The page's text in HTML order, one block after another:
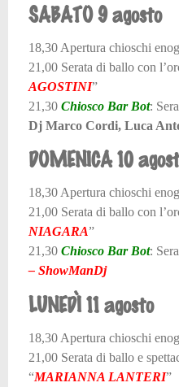
SABATO 9 agosto
18,30 Apertura chioschi
21,00 Serata di ballo con
AGOSTINI”
21,30 Chiosco Bar Bot:
Dj Marco Cordi, Luca
DOMENICA 10
18,30 Apertura chioschi
21,00 Serata di ballo con
NIAGARA”
21,30 Chiosco Bar Bot:
– ShowManDj
LUNEDÌ 11 agosto
18,30 Apertura chioschi
21,00 Serata di ballo e
“MARIANNA LANTERI”